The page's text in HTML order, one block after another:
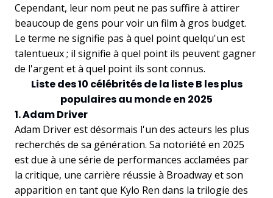
Cependant, leur nom peut ne pas suffire à attirer
beaucoup de gens pour voir un film à gros budget.
Le terme ne signifie pas à quel point quelqu'un est
talentueux ; il signifie à quel point ils peuvent gagner
de l'argent et à quel point ils sont connus.
Liste des 10 célébrités de la liste B les plus
populaires au monde en 2025
1. Adam Driver
Adam Driver est désormais l'un des acteurs les plus
recherchés de sa génération. Sa notoriété en 2025
est due à une série de performances acclamées par
la critique, une carrière réussie à Broadway et son
apparition en tant que Kylo Ren dans la trilogie des